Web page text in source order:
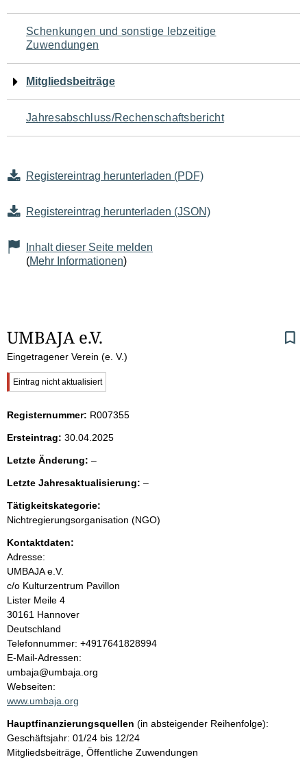
Schenkungen und sonstige lebzeitige
Zuwendungen
Mitgliedsbeiträge
Jahresabschluss/Rechenschaftsbericht
Registereintrag herunterladen (PDF)
Registereintrag herunterladen (JSON)
Inhalt dieser Seite melden
(Mehr Informationen)
S
e
i
t
e
n
i
n
h
a
l
t
UMBAJA e.V.
Eingetragener Verein (e. V.)
W
i
h
i
r
i
n
e
i
s
Eintrag nicht aktualisiert
Registernummer: R007355
Ersteintrag: 30.04.2025
Letzte Änderung: –l
e
r
Letzte Jahresaktualisierung: –l
r
Tätigkeitskategorie:
Nichtregierungsorganisation (NGO)
Kontaktdaten:
Adresse:
UMBAJA e.V.
c/o Kulturzentrum Pavillon
Lister Meile 4
30161 Hannover
Deutschland
K
o
n
t
a
t
i
n
Telefonnummer: +4917641828994
E-Mail-Adressen:
umbaja@umbaja.org
Webseiten:
www.umbaja.org
Hauptfinanzierungsquellen (in absteigender Reihenfolge):
Geschäftsjahr: 01/24 bis 12/24
Mitgliedsbeiträge, Öffentliche Zuwendungen